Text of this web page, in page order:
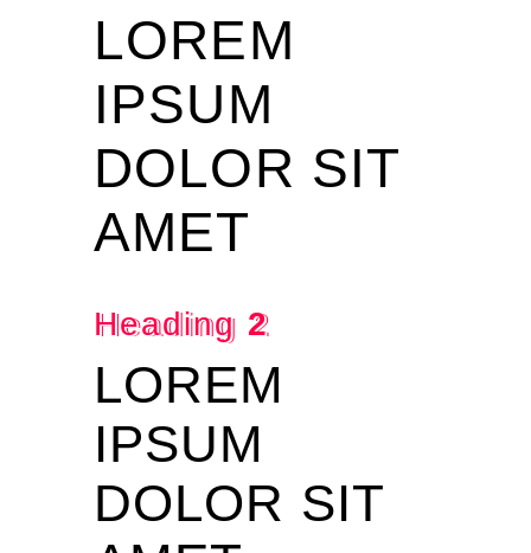
LOREM
IPSUM
DOLOR SIT
AMET
Heading 2
LOREM
IPSUM
DOLOR SIT